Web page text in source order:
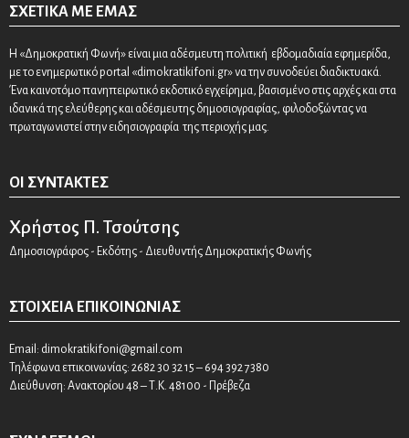
ΣΧΕΤΙΚΆ ΜΕ ΕΜΆΣ
Η «Δημοκρατική Φωνή» είναι μια αδέσμευτη πολιτική εβδομαδιαία εφημερίδα,
με το ενημερωτικό portal «dimokratikifoni.gr» να την συνοδεύει διαδικτυακά.
Ένα καινοτόμο πανηπειρωτικό εκδοτικό εγχείρημα, βασισμένο στις αρχές και στα
ιδανικά της ελεύθερης και αδέσμευτης δημοσιογραφίας, φιλοδοξώντας να
πρωταγωνιστεί στην ειδησιογραφία της περιοχής μας.
ΟΙ ΣΥΝΤΆΚΤΕΣ
Χρήστος Π. Τσούτσης
Δημοσιογράφος - Εκδότης - Διευθυντής Δημοκρατικής Φωνής
ΣΤΟΙΧΕΊΑ ΕΠΙΚΟΙΝΩΝΊΑΣ
Email: dimokratikifoni@gmail.com
Τηλέφωνα επικοινωνίας: 2682 30 32 15 – 694 392 7380
Διεύθυνση: Ανακτορίου 48 – Τ.Κ. 48100 - Πρέβεζα